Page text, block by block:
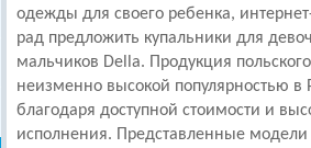
одежды для своего ребенка,
рад предложить купальники для
мальчиков Della. Продукция
неизменно высокой популярностью в
благодаря доступной стоимости и
исполнения. Представленные модели